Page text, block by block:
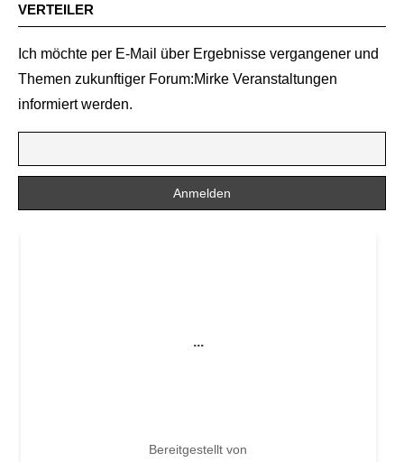
VERTEILER
Ich möchte per E-Mail über Ergebnisse vergangener und
Themen zukunftiger Forum:Mirke Veranstaltungen
informiert werden.